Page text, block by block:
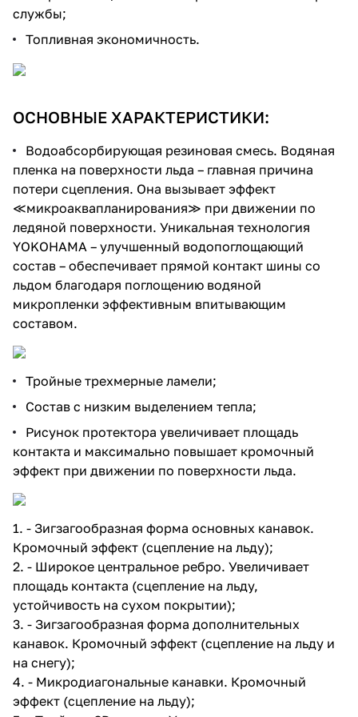
службы;
Топливная экономичность.
ОСНОВНЫЕ ХАРАКТЕРИСТИКИ:
Водоабсорбирующая резиновая смесь. Водяная
пленка на поверхности льда – главная причина
потери сцепления. Она вызывает эффект
≪микроаквапланирования≫ при движении по
ледяной поверхности. Уникальная технология
YOKOHAMA – улучшенный водопоглощающий
состав – обеспечивает прямой контакт шины со
льдом благодаря поглощению водяной
микропленки эффективным впитывающим
составом.
Тройные трехмерные ламели;
Состав с низким выделением тепла;
Рисунок протектора увеличивает площадь
контакта и максимально повышает кромочный
эффект при движении по поверхности льда.
1. - Зигзагообразная форма основных канавок.
Кромочный эффект (сцепление на льду);
2. - Широкое центральное ребро. Увеличивает
площадь контакта (сцепление на льду,
устойчивость на сухом покрытии);
3. - Зигзагообразная форма дополнительных
канавок. Кромочный эффект (сцепление на льду и
на снегу);
4. - Микродиагональные канавки. Кромочный
эффект (сцепление на льду);